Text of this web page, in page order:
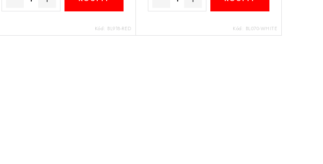
Kód: BL918-RED Kód: BL070-WHITE